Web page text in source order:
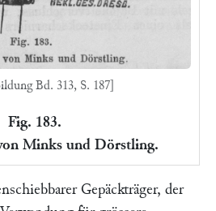
Bd. 313, S. 187]
Fig. 183.
Minks und Dörstling.
Gepäckträger, der